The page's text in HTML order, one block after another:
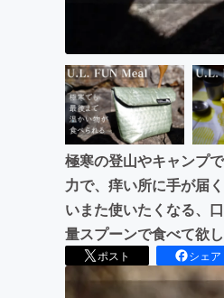
極寒の登山やキャンプ
力で、痒い所に手が届
いまた使いたくなる、
量スプーンで食べて欲し
ポスト シェア